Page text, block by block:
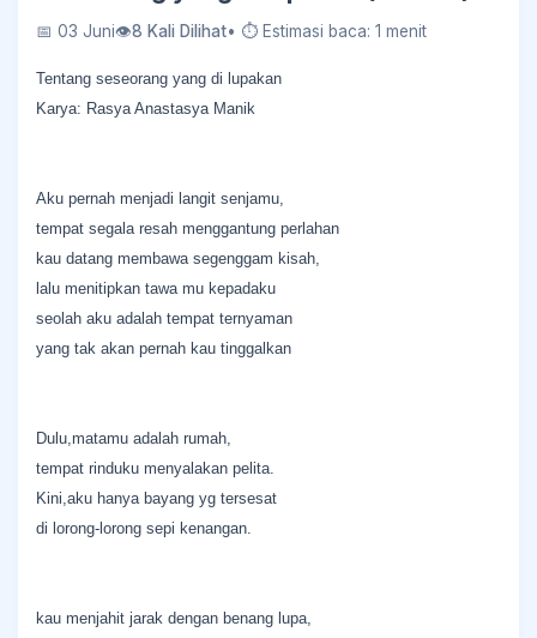
📅 03 Juni👁8 Kali Dilihat• ⏱ Estimasi baca: 1 menit
Tentang seseorang yang di lupakan
Karya: Rasya Anastasya Manik
Aku pernah menjadi langit senjamu,
tempat segala resah menggantung perlahan
kau datang membawa segenggam kisah,
lalu menitipkan tawa mu kepadaku
seolah aku adalah tempat ternyaman
yang tak akan pernah kau tinggalkan
Dulu,matamu adalah rumah,
tempat rinduku menyalakan pelita.
Kini,aku hanya bayang yg tersesat
di lorong-lorong sepi kenangan.
kau menjahit jarak dengan benang lupa,